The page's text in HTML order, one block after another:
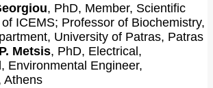
, PhD, Member, Scientific
ICEMS; Professor of Biochemistry,
University of Patras, Patras
Metsis, PhD, Electrical,
Environmental Engineer,
Athens